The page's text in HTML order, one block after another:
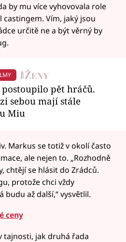
by mu více vyhovovala role
castingem. Vím, jaký jsou
určitě ne a být věrný by
pět hráčů.
sebou mají stále
Miu
Markus se totiž v okolí často
ale nejen to. „Rozhodně
chtějí se hlásit do Zrádců.
protože chci vždy
až další,“ vysvětlil.
ceny
tajnosti, jak druhá řada